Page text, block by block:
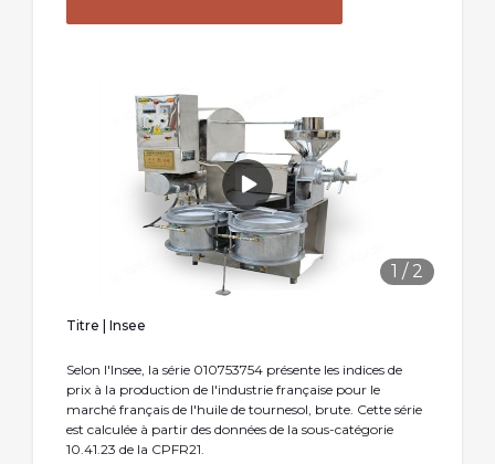
1 / 2
Titre | Insee
Selon l'Insee, la série 010753754 présente les indices de
prix à la production de l'industrie française pour le
marché français de l'huile de tournesol, brute. Cette série
est calculée à partir des données de la sous-catégorie
10.41.23 de la CPFR21.